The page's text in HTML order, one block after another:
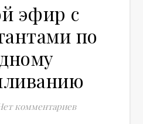
эфир с
по
комментариев